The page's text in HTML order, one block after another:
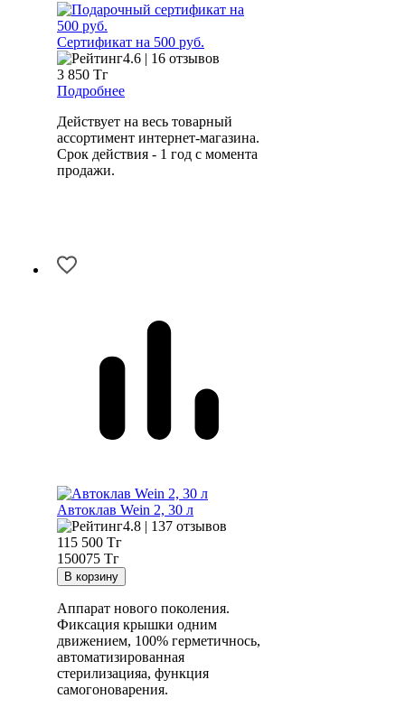
Сертификат на 500 руб.
4.6 | 16 отзывов
3 850 Тг
Подробнее
Действует на весь товарный
ассортимент интернет-магазина.
Срок действия - 1 год с момента
продажи.
Автоклав Wein 2, 30 л
4.8 | 137 отзывов
115 500 Тг
150075 Тг
Аппарат нового поколения.
Фиксация крышки одним
движением, 100% герметичнось,
автоматизированная
стерилизацияа, функция
самогоноварения.